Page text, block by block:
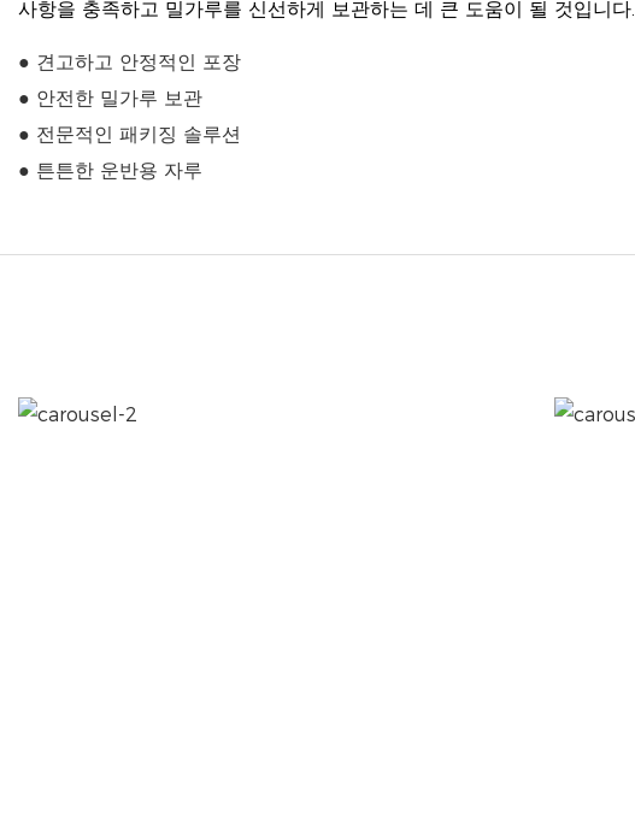
사항을 충족하고 밀가루를 신선하게 보관하는 데 큰 도움이 될 것입니다.
● 견고하고 안정적인 포장
● 안전한 밀가루 보관
● 전문적인 패키징 솔루션
● 튼튼한 운반용 자루